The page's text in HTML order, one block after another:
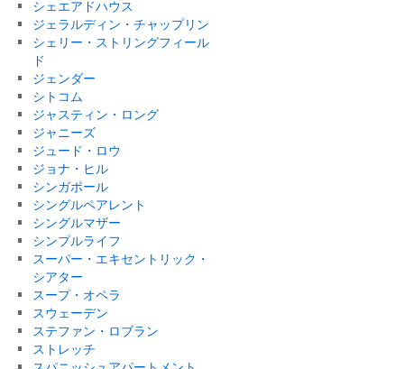
シェエアドハウス
ジェラルディン・チャップリン
シェリー・ストリングフィール
ド
ジェンダー
シトコム
ジャスティン・ロング
ジャニーズ
ジュード・ロウ
ジョナ・ヒル
シンガポール
シングルペアレント
シングルマザー
シンプルライフ
スーパー・エキセントリック・
シアター
スープ・オペラ
スウェーデン
ステファン・ロブラン
ストレッチ